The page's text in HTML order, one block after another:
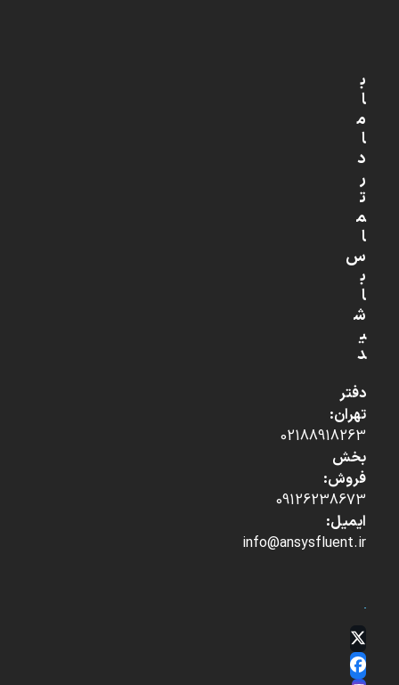
ب
ا
م
ا
د
ر
ت
م
ا
س
ب
ا
ش
ی
د
دفتر
تهران:
02188918263
بخش
فروش:
09126238673
ایمیل:
info@ansysfluent.ir
Twitter
(deprecated)
Facebook